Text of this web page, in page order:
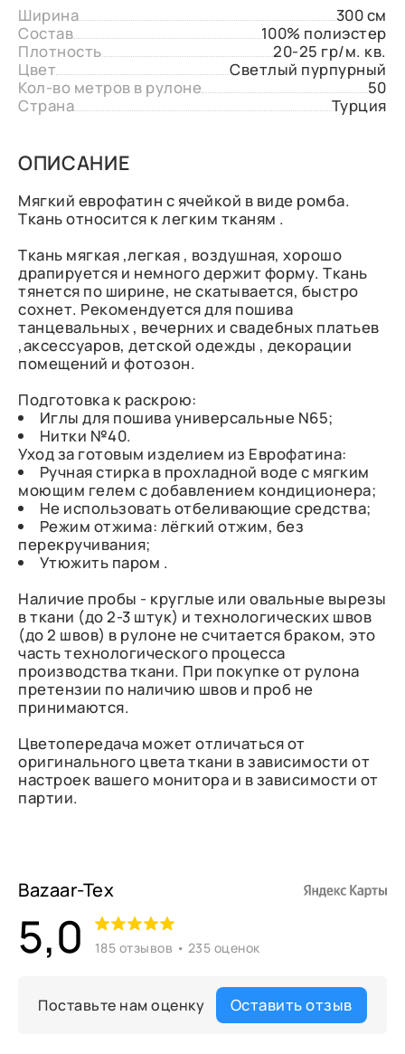
Ширина
300 см
Состав
100% полиэстер
Плотность
20-25 гр/м. кв.
Цвет
Светлый пурпурный
Кол-во метров в рулоне
50
Страна
Турция
ОПИСАНИЕ
Мягкий еврофатин с ячейкой в виде ромба.
Ткань относится к легким тканям .
Ткань мягкая ,легкая , воздушная, хорошо
драпируется и немного держит форму. Ткань
тянется по ширине, не скатывается, быстро
сохнет. Рекомендуется для пошива
танцевальных , вечерних и свадебных платьев
,аксессуаров, детской одежды , декорации
помещений и фотозон.
Подготовка к раскрою:
Иглы для пошива универсальные N65;
Нитки №40.
Уход за готовым изделием из Еврофатина:
Ручная стирка в прохладной воде с мягким
моющим гелем с добавлением кондиционера;
Не использовать отбеливающие средства;
Режим отжима: лёгкий отжим, без
перекручивания;
Утюжить паром .
Наличие пробы - круглые или овальные вырезы
в ткани (до 2-3 штук) и технологических швов
(до 2 швов) в рулоне не считается браком, это
часть технологического процесса
производства ткани. При покупке от рулона
претензии по наличию швов и проб не
принимаются.
Цветопередача может отличаться от
оригинального цвета ткани в зависимости от
настроек вашего монитора и в зависимости от
партии.
Bazaar-Tex
5,0 185 отзывов • 235 оценок
Поставьте нам оценку Оставить отзыв